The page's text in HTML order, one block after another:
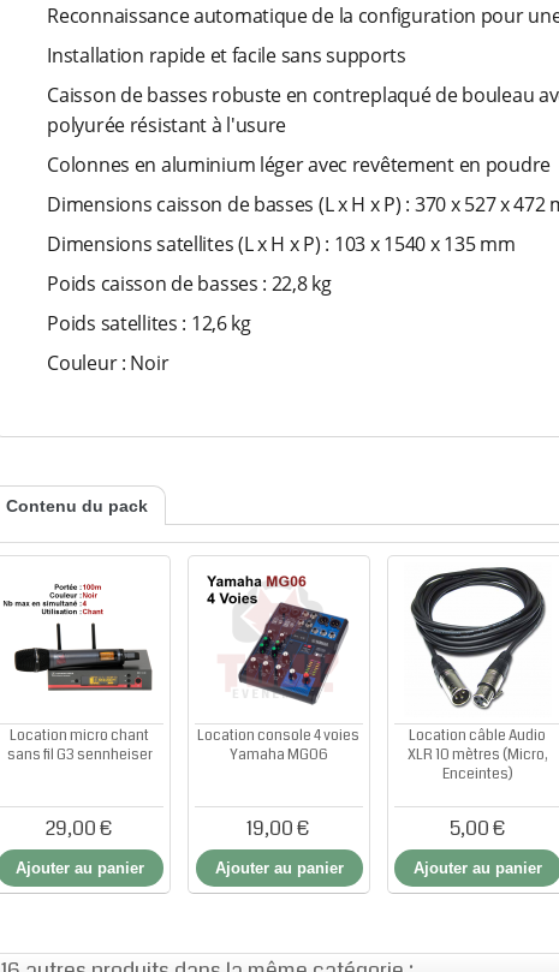
Reconnaissance automatique de la configuration pour
Installation rapide et facile sans supports
Caisson de basses robuste en contreplaqué de bouleau
polyurée résistant à l'usure
Colonnes en aluminium léger avec revêtement en poudre
Dimensions caisson de basses (L x H x P) : 370 x 527 x 472
Dimensions satellites (L x H x P) : 103 x 1540 x 135 mm
Poids caisson de basses : 22,8 kg
Poids satellites : 12,6 kg
Couleur : Noir
Contenu du pack
Location micro chant
sans fil G3 sennheiser
29,00 €
Ajouter au panier
Location console 4 voies
Yamaha MG06
19,00 €
Ajouter au panier
Location câble Audio
XLR 10 mètres (Micro,
Enceintes)
5,00 €
Ajouter au panier